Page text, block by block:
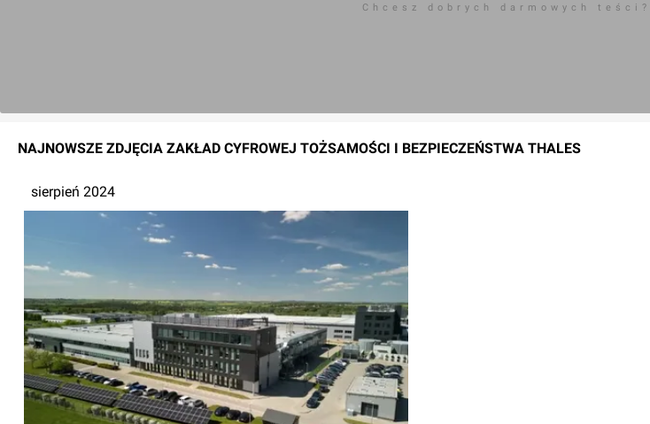
Chcesz dobrych darmowych teści?
NAJNOWSZE ZDJĘCIA ZAKŁAD CYFROWEJ TOŻSAMOŚCI I BEZPIECZEŃSTWA THALES
sierpień 2024